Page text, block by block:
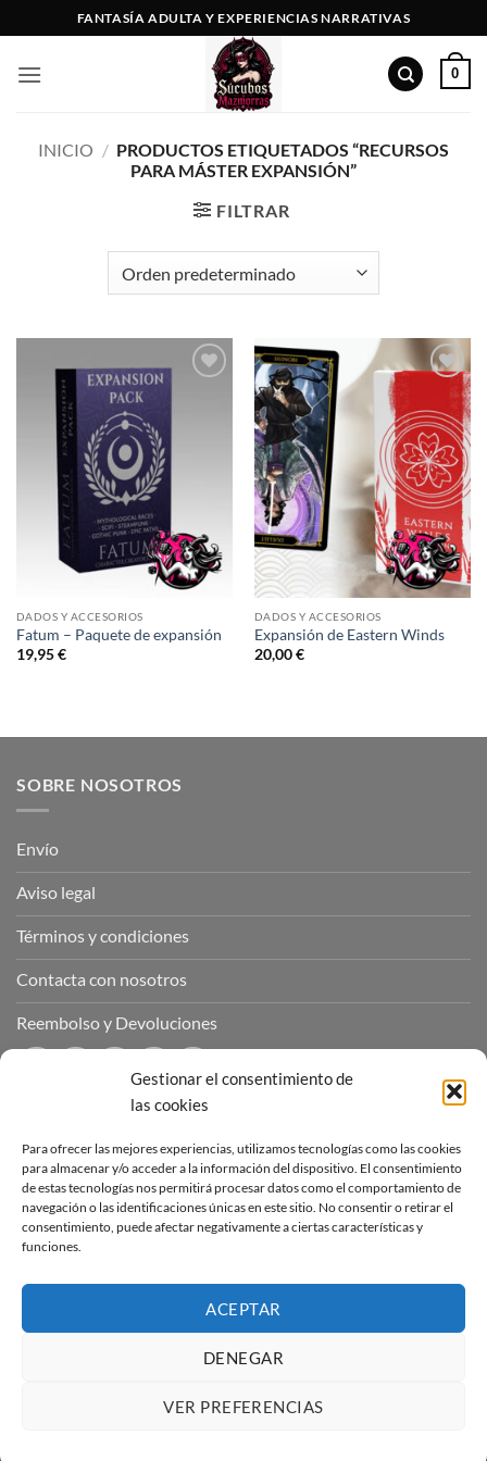
Gestionar el consentimiento de
las cookies
Para ofrecer las mejores experiencias, utilizamos tecnologías como las cookies
para almacenar y/o acceder a la información del dispositivo. El consentimiento
de estas tecnologías nos permitirá procesar datos como el comportamiento de
navegación o las identificaciones únicas en este sitio. No consentir o retirar el
consentimiento, puede afectar negativamente a ciertas características y
funciones.
ACEPTAR
DENEGAR
VER PREFERENCIAS
al
contenido
FANTASÍA ADULTA Y EXPERIENCIAS NARRATIVAS
0
INICIO / PRODUCTOS ETIQUETADOS “RECURSOS
PARA MÁSTER EXPANSIÓN”
FILTRAR
DADOS Y ACCESORIOS
Fatum – Paquete de expansión
19,95€
Añadir
a la
lista de
deseos
DADOS Y ACCESORIOS
Expansión de Eastern Winds
20,00€
SOBRE NOSOTROS
Envío
Aviso legal
Términos y condiciones
Contacta con nosotros
Reembolso y Devoluciones
Puedes contactar con nosotros a través de nuestras redes
sociales o a través del correo :
contacto@sucubosymazmorras.com
Visa PayPal Stripe